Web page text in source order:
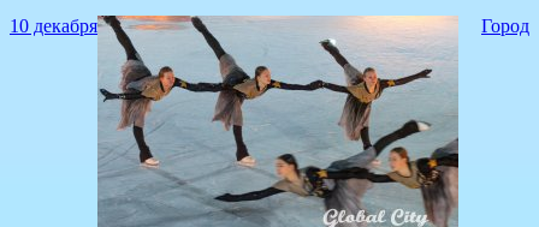
10 декабря Город